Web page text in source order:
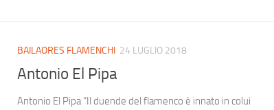
BAILAORES FLAMENCHI 24 LUGLIO 2018
Antonio El Pipa
Antonio El Pipa “Il duende del flamenco è innato in colui